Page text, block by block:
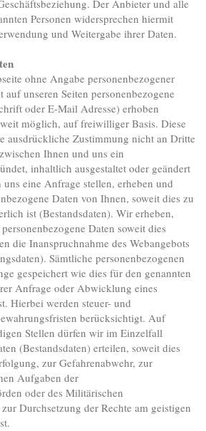
Der Anbieter und alle
Personen widersprechen hiermit
und Weitergabe ihrer Daten.
ohne Angabe personenbezogener
auf unseren Seiten personenbezogene
oder E-Mail Adresse) erhoben
möglich, auf freiwilliger Basis. Diese
ausdrückliche Zustimmung nicht an Dritte
Ihnen und uns ein
inhaltlich ausgestaltet oder geändert
eine Anfrage stellen, erheben und
Daten von Ihnen, soweit dies zu
ist (Bestandsdaten). Wir erheben,
Daten soweit dies
die Inanspruchnahme des Webangebots
Sämtliche personenbezogenen
gespeichert wie dies für den genannten
Anfrage oder Abwicklung eines
Hierbei werden steuer- und
berücksichtigt. Auf
Stellen dürfen wir im Einzelfall
(Bestandsdaten) erteilen, soweit dies
zur Gefahrenabwehr, zur
Aufgaben der
oder des Militärischen
Durchsetzung der Rechte am geistigen